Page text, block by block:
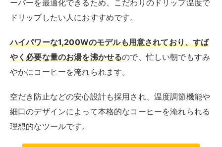
ーバーを最適化できるため、こだわりのドリップ温度で
ドリップしたい人におすすめです。
ハイパワーな1,200Wのモデルも用意されており、すば
やく必要な量のお湯を沸かせるので、忙しい朝でもすみ
やかにコーヒーを淹れられます。
空だき防止などの安心設計も採用され、温度調節機能や
細口のデザインによって本格的なコーヒーを淹れられる
理想的なツールです。